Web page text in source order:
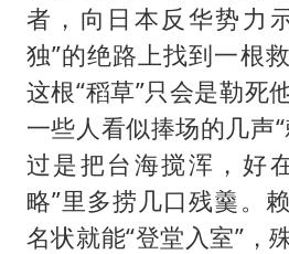
者，向日本反华势力
独”的绝路上找到一根
这根“稻草”只会是勒死
一些人看似捧场的几声
过是把台海搅浑，好
略”里多捞几口残羹。
名状就能“登堂入室”，